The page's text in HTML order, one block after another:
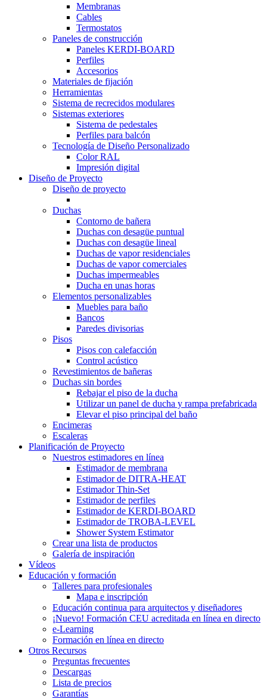
Membranas
Cables
Termostatos
Paneles de construcción
Paneles KERDI-BOARD
Perfiles
Accesorios
Materiales de fijación
Herramientas
Sistema de recrecidos modulares
Sistemas exteriores
Sistema de pedestales
Perfiles para balcón
Tecnología de Diseño Personalizado
Color RAL
Impresión digital
Diseño de Proyecto
Diseño de proyecto
Duchas
Contorno de bañera
Duchas con desagüe puntual
Duchas con desagüe lineal
Duchas de vapor residenciales
Duchas de vapor comerciales
Duchas impermeables
Ducha en unas horas
Elementos personalizables
Muebles para baño
Bancos
Paredes divisorias
Pisos
Pisos con calefacción
Control acústico
Revestimientos de bañeras
Duchas sin bordes
Rebajar el piso de la ducha
Utilizar un panel de ducha y rampa prefabricada
Elevar el piso principal del baño
Encimeras
Escaleras
Planificación de Proyecto
Nuestros estimadores en línea
Estimador de membrana
Estimador de DITRA-HEAT
Estimador Thin-Set
Estimador de perfiles
Estimador de KERDI-BOARD
Estimador de TROBA-LEVEL
Shower System Estimator
Crear una lista de productos
Galería de inspiración
Vídeos
Educación y formación
Talleres para profesionales
Mapa e inscripción
Educación continua para arquitectos y diseñadores
¡Nuevo! Formación CEU acreditada en línea en directo
e-Learning
Formación en línea en directo
Otros Recursos
Preguntas frecuentes
Descargas
Lista de precios
Garantías